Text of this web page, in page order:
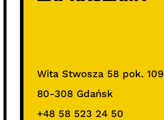
Wita Stwosza 58 pok. 109
80-308 Gdańsk
+48 58 523 24 50